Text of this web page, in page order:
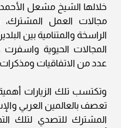
خلالها الشيخ مشعل الأحمد
مجالات العمل المشترك،
الراسخة والمتنامية بين
المجالات الحيوية واسفرت
عدد من الاتفاقيات ومذكرات
وتكتسب تلك الزيارات
تعصف بالعالمين العربي
المشترك للتصدي لتلك